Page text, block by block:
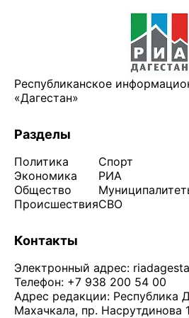
Республиканское
«Дагестан»
Разделы
Политика
Экономика
Общество
Происшествия
Спорт
РИА
СВО
Контакты
Электронный адрес:
Телефон: +7 938 200 54 00
Адрес редакции: Республика
Махачкала, пр. Насрутдинова